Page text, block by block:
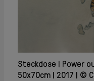
Steckdose Power
50x70cm 2017 ©